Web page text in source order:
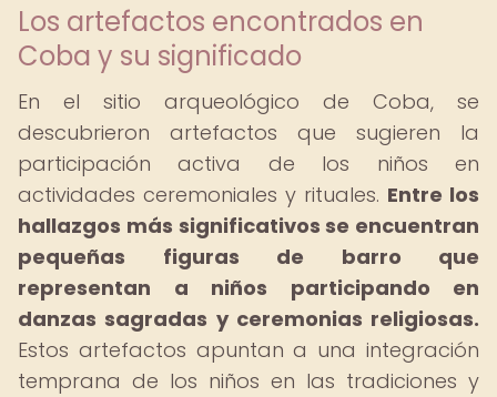
Los artefactos encontrados en
Coba y su significado
En el sitio arqueológico de Coba, se
descubrieron artefactos que sugieren la
participación activa de los niños en
actividades ceremoniales y rituales. Entre los
hallazgos más significativos se encuentran
pequeñas figuras de barro que
representan a niños participando en
danzas sagradas y ceremonias religiosas.
Estos artefactos apuntan a una integración
temprana de los niños en las tradiciones y